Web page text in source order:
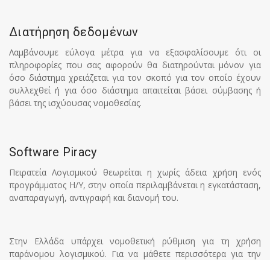
Διατήρηση δεδομένων
Λαμβάνουμε εύλογα μέτρα για να εξασφαλίσουμε ότι οι
πληροφορίες που σας αφορούν θα διατηρούνται μόνον για
όσο διάστημα χρειάζεται για τον σκοπό για τον οποίο έχουν
συλλεχθεί ή για όσο διάστημα απαιτείται βάσει σύμβασης ή
βάσει της ισχύουσας νομοθεσίας.
Software Piracy
Πειρατεία Λογισμικού θεωρείται η χωρίς άδεια χρήση ενός
προγράμματος Η/Υ, στην οποία περιλαμβάνεται η εγκατάσταση,
αναπαραγωγή, αντιγραφή και διανομή του.
Στην Ελλάδα υπάρχει νομοθετική ρύθμιση για τη χρήση
παράνομου λογισμικού. Για να μάθετε περισσότερα για την